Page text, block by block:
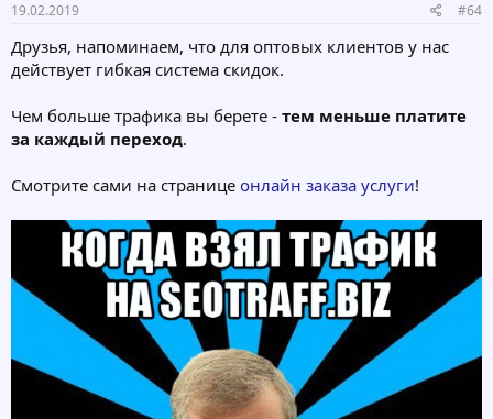
19.02.2019 #64
Друзья, напоминаем, что для оптовых клиентов у нас
действует гибкая система скидок.
Чем больше трафика вы берете - тем меньше платите
за каждый переход.
Смотрите сами на странице онлайн заказа услуги!